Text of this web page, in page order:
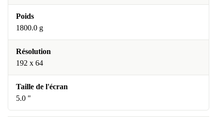
Poids
1800.0 g
Résolution
192 x 64
Taille de l'écran
5.0 "